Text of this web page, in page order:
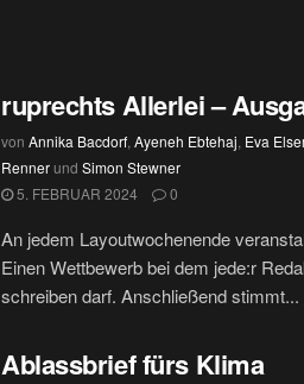
ruprechts Allerlei –
von Annika Bacdorf, Ayeneh Ebtehaj, Eva Elser
Rennerund Simon Stewner
5. FEBRUAR 2024
0
An jedem Layoutwochenende
Einen Wettbewerb bei dem jede:r
schreiben darf. Anschließend stimmt...
Ablassbrief fürs Klima